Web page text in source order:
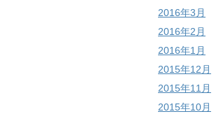
2016年3月
2016年2月
2016年1月
2015年12月
2015年11月
2015年10月